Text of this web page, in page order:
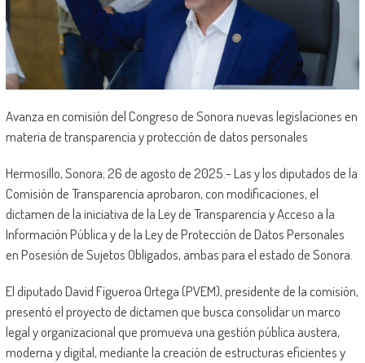
Avanza en comisión del Congreso de Sonora nuevas legislaciones en
materia de transparencia y protección de datos personales
Hermosillo, Sonora; 26 de agosto de 2025.- Las y los diputados de la
Comisión de Transparencia aprobaron, con modificaciones, el
dictamen de la iniciativa de la Ley de Transparencia y Acceso a la
Información Pública y de la Ley de Protección de Datos Personales
en Posesión de Sujetos Obligados, ambas para el estado de Sonora.
El diputado David Figueroa Ortega (PVEM), presidente de la comisión,
presentó el proyecto de dictamen que busca consolidar un marco
legal y organizacional que promueva una gestión pública austera,
moderna y digital, mediante la creación de estructuras eficientes y